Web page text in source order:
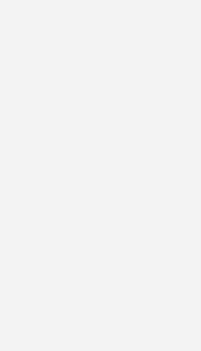
aus dem
in der Lage, die Höhe des
anzupassen.
des Rostes kann dieses
angepasst werden.
auch den neuen Eckabläufen
erfolgt die Abdichtung
Damit das aufeinander
auf der Baustelle zum Einsatz
dauerhaft vermieden
enthalten. Bei diesen
den konventionellen